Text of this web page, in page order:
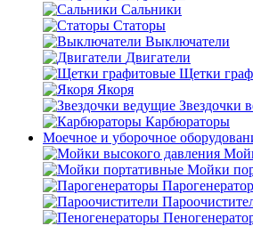
Сальники
Статоры
Выключатели
Двигатели
Щетки
Якоря
Звездочки
Карбюраторы
Моечное и уборочное
Мойки